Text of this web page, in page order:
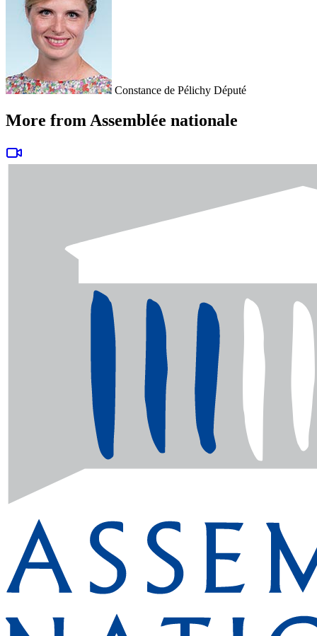
Constance de Pélichy Député
More from Assemblée nationale